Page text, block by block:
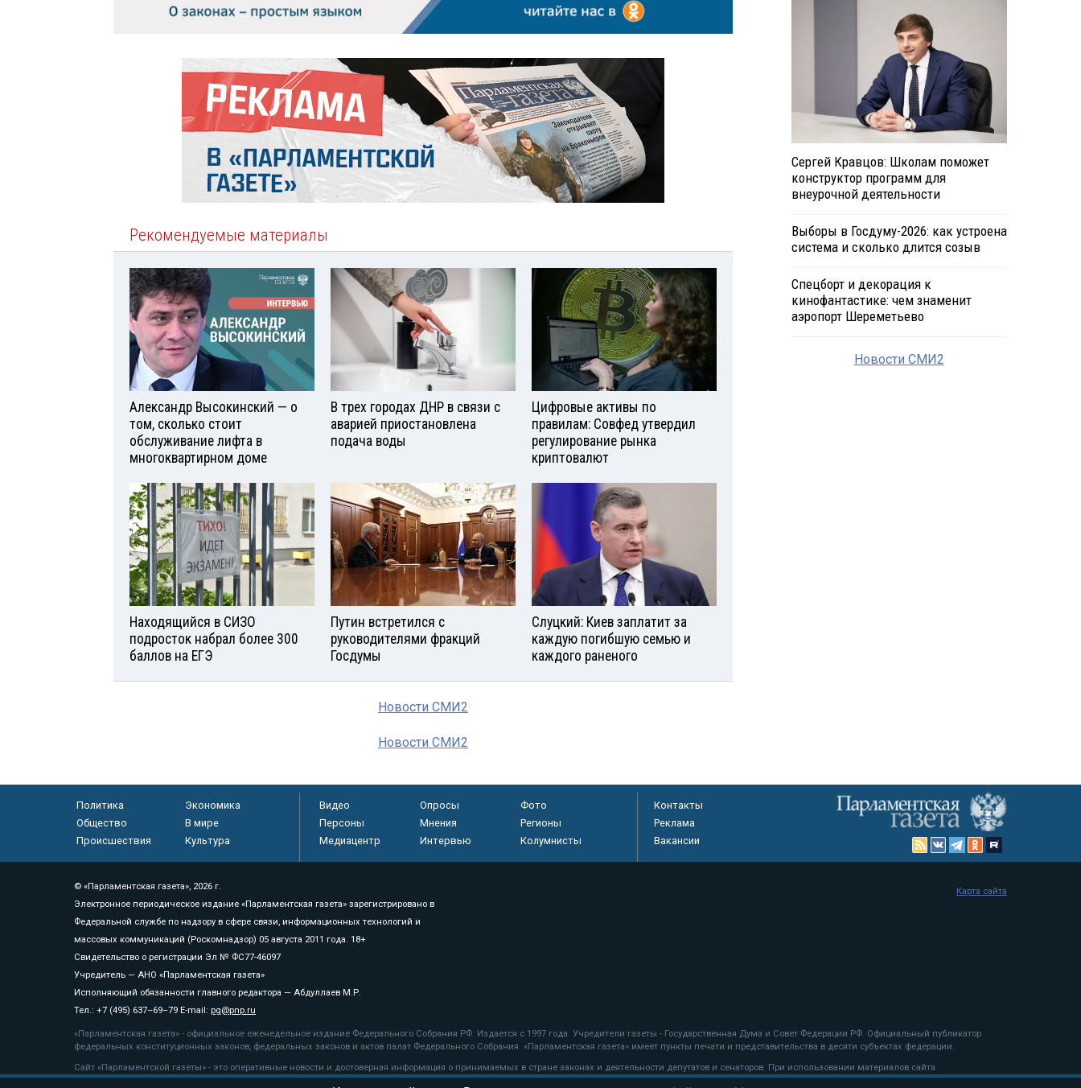
Рекомендуемые материалы
Александр Высокинский — о
том, сколько стоит
обслуживание лифта в
многоквартирном доме
В трех городах ДНР в связи с
аварией приостановлена
подача воды
Цифровые активы по
правилам: Совфед утвердил
регулирование рынка
криптовалют
Находящийся в СИЗО
подросток набрал более 300
баллов на ЕГЭ
Путин встретился с
руководителями фракций
Госдумы
Слуцкий: Киев заплатит за
каждую погибшую семью и
каждого раненого
Новости СМИ2
Новости СМИ2
Сергей Кравцов: Школам поможет
конструктор программ для
внеурочной деятельности
Выборы в Госдуму-2026: как устроена
система и сколько длится созыв
Спецборт и декорация к
кинофантастике: чем знаменит
аэропорт Шереметьево
Новости СМИ2
Политика
Экономика
Общество
В мире
Происшествия
Культура
Видео Опросы
Фото
Персоны
Мнения
Регионы
Медиацентр
Интервью Колумнисты
Контакты
Реклама
Вакансии
© «Парламентская газета», 2026 г.
Электронное периодическое издание «Парламентская газета» зарегистрировано в
Федеральной службе по надзору в сфере связи, информационных технологий и
массовых коммуникаций (Роскомнадзор) 05 августа 2011 года. 18+
Свидетельство о регистрации Эл № ФС77-46097
Учредитель — АНО «Парламентская газета»
Исполняющий обязанности главного редактора — Абдуллаев М.Р.
Тел.: +7 (495) 637–69–79 E-mail: pg@pnp.ru
«Парламентская газета» - официальное еженедельное издание Федерального Собрания РФ. Издается с 1997 года. Учредители газеты - Государственная Дума и Совет Федерации РФ. Официальный публикатор
федеральных конституционных законов, федеральных законов и актов палат Федерального Собрания. «Парламентская газета» имеет пункты печати и представительства в десяти субъектах федерации.
Сайт «Парламентской газеты» - это оперативные новости и достоверная информация о принимаемых в стране законах и деятельности депутатов и сенаторов. При использовании материалов сайта
«Парламентской газеты» активная ссылка на pnp.ru обязательна.
Карта сайта